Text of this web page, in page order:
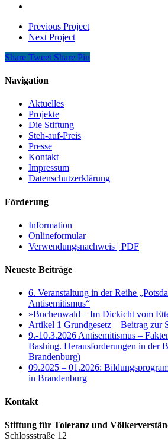
Previous Project
Next Project
Share Tweet Share Pin
Navigation
Aktuelles
Projekte
Die Stiftung
Steh-auf-Preis
Presse
Kontakt
Impressum
Datenschutzerklärung
Förderung
Information
Onlineformular
Verwendungsnachweis | PDF
Neueste Beiträge
6. Veranstaltung in der Reihe
Antisemitismus“
»Buchenwald – Im Dickicht vom
Artikel 1 Grundgesetz – Beitrag zur
9.-10.3.2026 Antisemitismus –
Bashing. Herausforderungen in der
Brandenburg)
09.2025 – 01.2026:
in Brandenburg
Kontakt
Stiftung für Toleranz und
Schlossstraße 12